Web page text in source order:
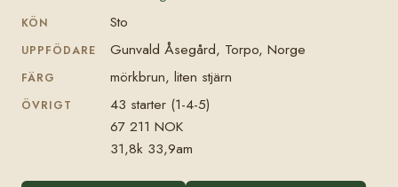
KÖN Sto
UPPFÖDARE Gunvald Åsegård, Torpo, Norge
FÄRG mörkbrun, liten stjärn
ÖVRIGT
43 starter (1-4-5)
67 211 NOK
31,8k 33,9am